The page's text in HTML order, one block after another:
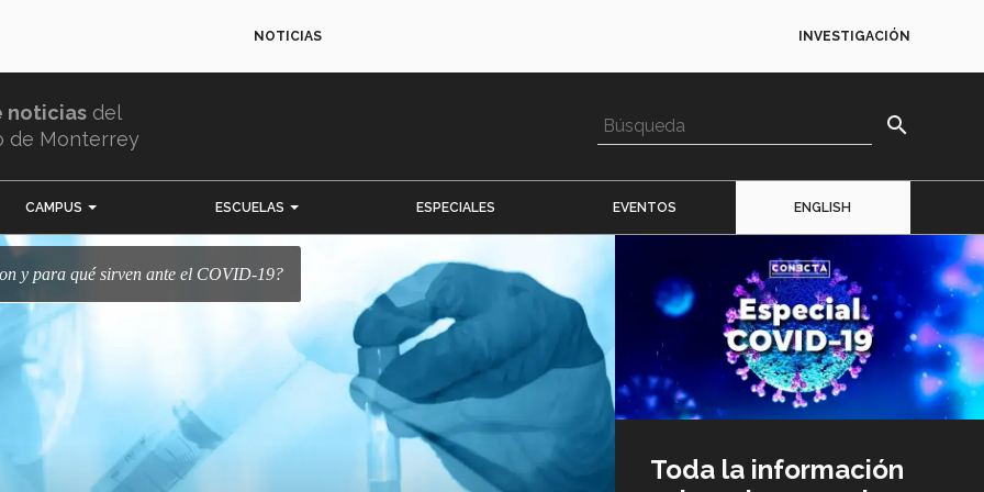
NOTICIAS INVESTIGACIÓN
noticias del
de Monterrey
search
CAMPUS ESCUELAS ESPECIALES EVENTOS ENGLISH
y para qué sirven ante el COVID-19?
Toda la información